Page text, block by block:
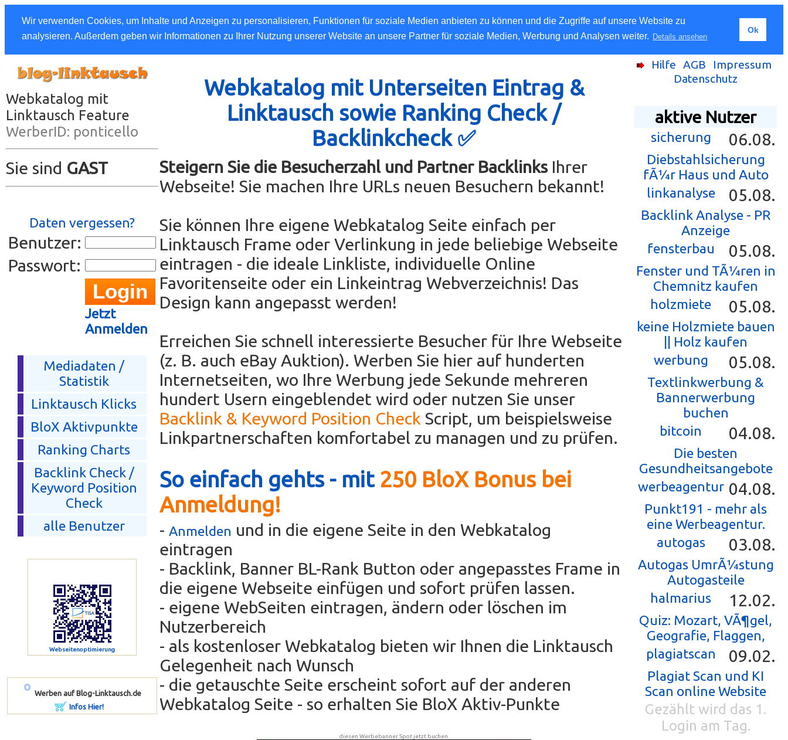
Wir verwenden Cookies, um Inhalte und Anzeigen zu personalisieren, Funktionen für soziale Medien anbieten zu können und die Zugriffe auf unsere Website zu
analysieren. Außerdem geben wir Informationen zu Ihrer Nutzung unserer Website an unsere Partner für soziale Medien, Werbung und Analysen weiter. Details ansehen
Ok
Webkatalog mit
Linktausch Feature
WerberID: ponticello
Sie sind GAST
Daten vergessen?
Benutzer:
Passwort:
Jetzt
Anmelden
Mediadaten /
Statistik
Linktausch Klicks
BloX Aktivpunkte
Ranking Charts
Backlink Check /
Keyword Position
Check
alle Benutzer
Webseitenoptimierung
º Werben auf Blog-Linktausch.de
Infos Hier!
Webkatalog mit Unterseiten Eintrag &
Linktausch sowie Ranking Check /
Backlinkcheck ✅
Steigern Sie die Besucherzahl und Partner BacklinksIhrer
Webseite! Sie machen Ihre URLs neuen Besuchern bekannt!
Sie können Ihre eigene Webkatalog Seite einfach per
Linktausch Frame oder Verlinkung in jede beliebige Webseite
eintragen - die ideale Linkliste, individuelle Online
Favoritenseite oder ein Linkeintrag Webverzeichnis! Das
Design kann angepasst werden!
Erreichen Sie schnell interessierte Besucher für Ihre Webseite
(z. B. auch eBay Auktion). Werben Sie hier auf hunderten
Internetseiten, wo Ihre Werbung jede Sekunde mehreren
hundert Usern eingeblendet wird oder nutzen Sie unser
Backlink & Keyword Position Check Script, um beispielsweise
Linkpartnerschaften komfortabel zu managen und zu prüfen.
So einfach gehts - mit 250 BloX Bonus bei
Anmeldung!
- Anmelden und in die eigene Seite in den Webkatalog
eintragen
- Backlink, Banner BL-Rank Button oder angepasstes Frame in
die eigene Webseite einfügen und sofort prüfen lassen.
- eigene WebSeiten eintragen, ändern oder löschen im
Nutzerbereich
- als kostenloser Webkatalog bieten wir Ihnen die Linktausch
Gelegenheit nach Wunsch
- die getauschte Seite erscheint sofort auf der anderen
Webkatalog Seite - so erhalten Sie BloX Aktiv-Punkte
diesen Werbebanner Spot jetzt buchen
Hilfe AGB
Impressum
Datenschutz
aktive Nutzer
sicherung 06.08.
Diebstahlsicherung
fÃ¼r Haus und Auto
linkanalyse
05.08.
Backlink Analyse - PR
Anzeige
fensterbau
05.08.
Fenster und TÃ¼ren in
Chemnitz kaufen
holzmiete
05.08.
keine Holzmiete bauen
|| Holz kaufen
werbung
05.08.
Textlinkwerbung &
Bannerwerbung
buchen
bitcoin
04.08.
Die besten
Gesundheitsangebote
werbeagentur 04.08.
Punkt191 - mehr als
eine Werbeagentur.
autogas
03.08.
Autogas UmrÃ¼stung
Autogasteile
halmarius
12.02.
Quiz: Mozart, VÃ¶gel,
Geografie, Flaggen,
plagiatscan
09.02.
Plagiat Scan und KI
Scan online Website
Gezählt wird das 1.
Login am Tag.